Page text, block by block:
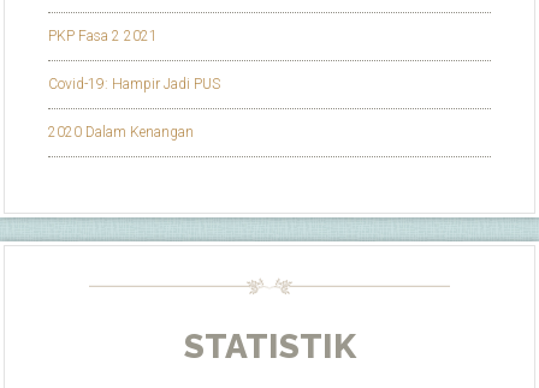
PKP Fasa 2 2021
Covid-19: Hampir Jadi PUS
2020 Dalam Kenangan
STATISTIK